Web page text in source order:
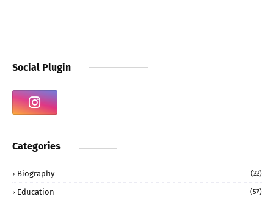
Social Plugin
Categories
Biography (22)
Education (57)